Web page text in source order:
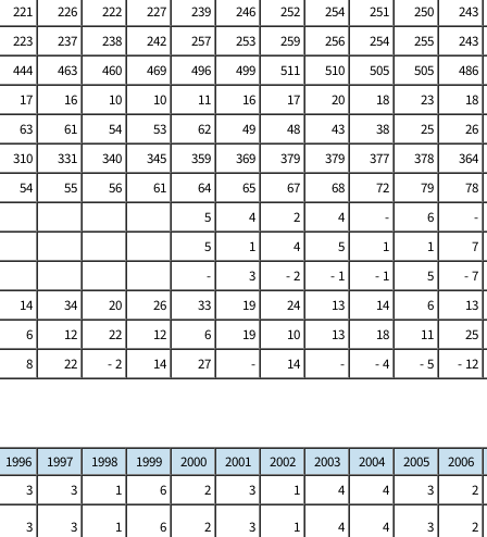
221
226 222 227 239 246 252 254 251 250
243
223
237 238 242 257 253 259 256 254 255
243
444
463 460 469 496 499 511 510 505 505
486
17
16 10 10 11 16 17 20 18 23
18
63
61 54 53 62 49 48 43 38 25
26
310
331 340 345 359 369 379 379 377 378
364
54
55 56 61 64 65 67 68 72 79
78
5
4 2 4 - 6
-
5
1 4 5 1 1
7
-
3 - 2 - 1 - 1 5
- 7
14
34 20 26 33 19 24 13 14 6
13
6
12 22 12 6 19 10 13 18 11
25
8
22 - 2 14 27 - 14 - - 4 - 5 - 12
1996 1997 1998 1999 2000 2001 2002 2003 2004 2005
2006
3
3 1 6 2 3 1 4 4 3
2
3
3 1 6 2 3 1 4 4 3 2